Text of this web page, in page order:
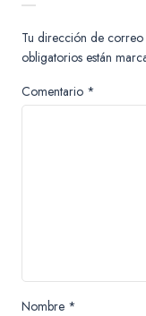
Tu dirección de
obligatorios están
Comentario *
Nombre *